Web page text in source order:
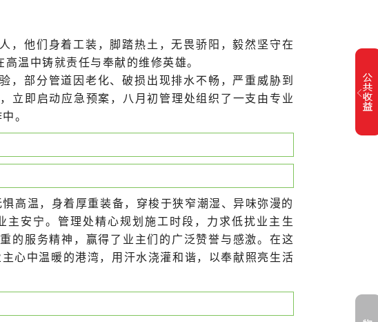
，他们身着工装，脚踏热土，无畏骄阳，毅然坚守在
温中铸就责任与奉献的维修英雄。
，部分管道因老化、破损出现排水不畅，严重威胁到
立即启动应急预案，八月初管理处组织了一支由专业
。
高温，身着厚重装备，穿梭于狭窄潮湿、异味弥漫的
安宁。管理处精心规划施工时段，力求低扰业主生
的服务精神，赢得了业主们的广泛赞誉与感激。在这
心中温暖的港湾，用汗水浇灌和谐，以奉献照亮生活